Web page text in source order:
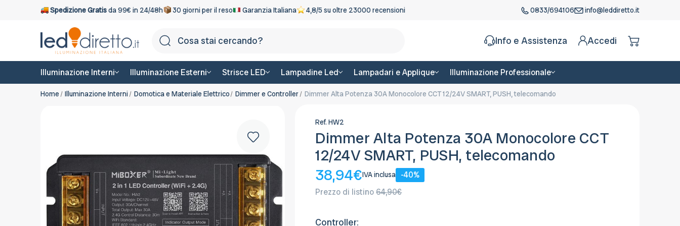
Spedizione Gratisda 99€ in 24/48h 30 giorni per il reso Garanzia Italiana 4,8/5 su oltre 23000 recensioni 0833/694106 info@leddiretto.it
Info e Assistenza Accedi
Illuminazione Interni Illuminazione Esterni Strisce LED Lampadine Led Lampadari e Applique Illuminazione Professionale
Home Illuminazione Interni Domotica e Materiale Elettrico Dimmer e Controller Dimmer Alta Potenza 30A Monocolore CCT 12/24V SMART, PUSH, telecomando
Ref. HW2
Dimmer Alta Potenza 30A Monocolore CCT
12/24V SMART, PUSH, telecomando
38,94€IVA inclusa
-40%
Prezzo di listino64,90€
Controller: